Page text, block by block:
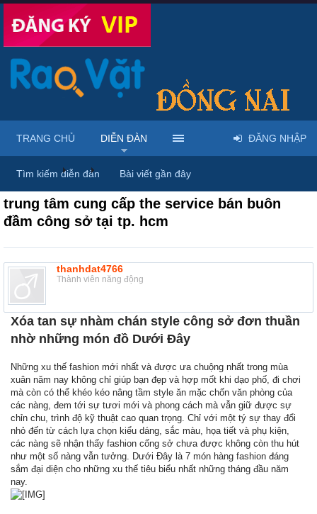
Diễn đàn ... Mua bán đồng hồ & phụ kiện thời trang
trung tâm cung cấp the service bán buôn
đầm công sở tại tp. hcm
thanhdat4766
Thành viên năng động
Xóa tan sự nhàm chán style công sở đơn thuần
nhờ những món đồ Dưới Đây
Những xu thế fashion mới nhất và được ưa chuộng nhất trong mùa
xuân năm nay không chỉ giúp bạn đẹp và hợp mốt khi dạo phố, đi chơi
mà còn có thể khéo kéo nâng tầm style ăn mặc chốn văn phòng của
các nàng, đem tới sự tươi mới và phong cách mà vẫn giữ được sự
chỉn chu, trình độ kỹ thuật cao quan trọng. Chỉ với một tý sự thay đổi
nhỏ đến từ cách lựa chọn kiểu dáng, sắc màu, họa tiết và phụ kiện,
các nàng sẽ nhận thấy fashion cống sở chưa được không còn thu hút
như một số nàng vẫn tưởng. Dưới Đây là 7 món hàng fashion đáng
sắm đại diện cho những xu thế tiêu biểu nhất những tháng đầu năm
nay.
TRANG CHỦ DIỄN ĐÀN
Tìm kiếm diễn đàn Bài viết gần đây
ĐĂNG NHẬP